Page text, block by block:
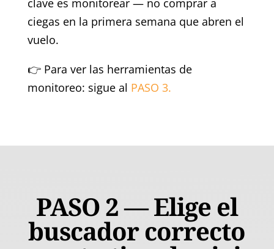
clave es monitorear — no comprar a
ciegas en la primera semana que abren el
vuelo.
👉 Para ver las herramientas de
monitoreo: sigue al PASO 3.
PASO 2 — Elige el
buscador correcto